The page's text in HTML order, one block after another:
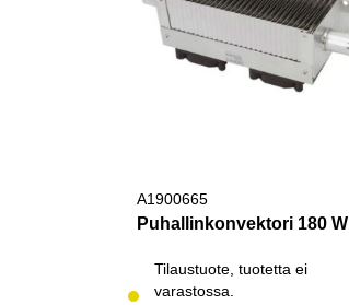
A1900665
Puhallinkonvektori 180 W
Tilaustuote, tuotetta ei
varastossa.